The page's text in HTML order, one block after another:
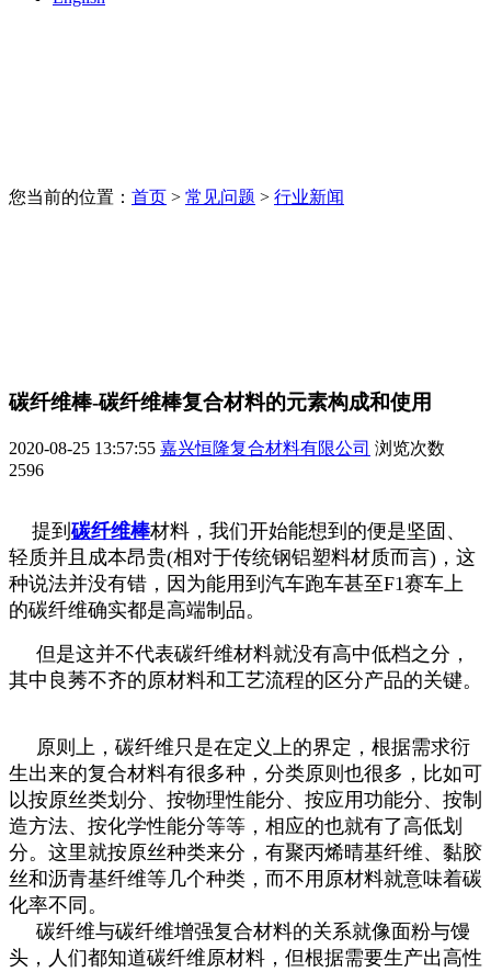
您当前的位置： 首页 > 常见问题 > 行业新闻
碳纤维棒-碳纤维棒复合材料的元素构成和使用
2020-08-25 13:57:55 嘉兴恒隆复合材料有限公司 浏览次数
2596
提到碳纤维棒材料，我们开始能想到的便是坚固、
轻质并且成本昂贵(相对于传统钢铝塑料材质而言)，这
种说法并没有错，因为能用到汽车跑车甚至F1赛车上
的碳纤维确实都是高端制品。
但是这并不代表碳纤维材料就没有高中低档之分，
其中良莠不齐的原材料和工艺流程的区分产品的关键。
原则上，碳纤维只是在定义上的界定，根据需求衍
生出来的复合材料有很多种，分类原则也很多，比如可
以按原丝类划分、按物理性能分、按应用功能分、按制
造方法、按化学性能分等等，相应的也就有了高低划
分。这里就按原丝种类来分，有聚丙烯晴基纤维、黏胶
丝和沥青基纤维等几个种类，而不用原材料就意味着碳
化率不同。
碳纤维与碳纤维增强复合材料的关系就像面粉与馒
头，人们都知道碳纤维原材料，但根据需要生产出高性